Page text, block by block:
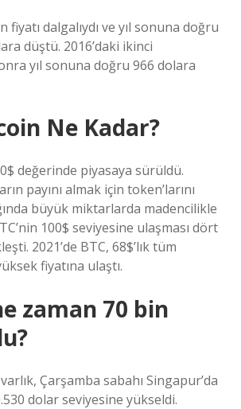
fiyatı dalgalıydı ve yıl sonuna doğru
düştü. 2016’daki ikinci
yıl sonuna doğru 966 dolara
Ne Kadar?
değerinde piyasaya sürüldü.
payını almak için token’larını
büyük miktarlarda madencilikle
100$ seviyesine ulaşması dört
2021’de BTC, 68$’lık tüm
fiyatına ulaştı.
zaman 70 bin
Çarşamba sabahı Singapur’da
dolar seviyesine yükseldi.